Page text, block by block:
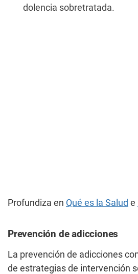
dolencia sobretratada.
Profundiza en Qué es la Salud e
Prevención de adicciones
La prevención de adicciones
de estrategias de intervención